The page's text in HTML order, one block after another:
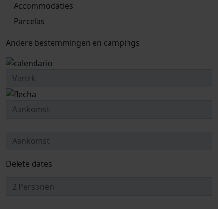
Accommodaties
Parcelas
Andere bestemmingen en campings
Delete dates